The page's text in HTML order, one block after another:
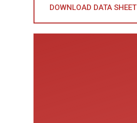
DOWNLOAD DATA SHEET